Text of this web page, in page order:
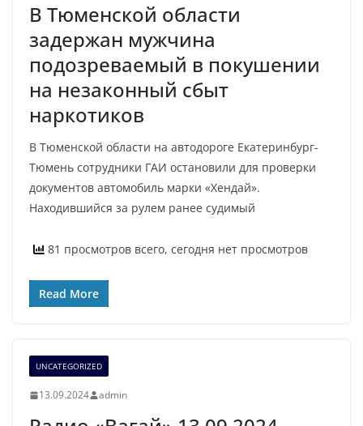
В Тюменской области
задержан мужчина
подозреваемый в покушении
на незаконный сбыт
наркотиков
В Тюменской области на автодороге Екатеринбург-
Тюмень сотрудники ГАИ остановили для проверки
документов автомобиль марки «Хендай».
Находившийся за рулем ранее судимый
81 просмотров всего, сегодня нет просмотров
Read More
UNCATEGORIZED
13.09.2024 admin